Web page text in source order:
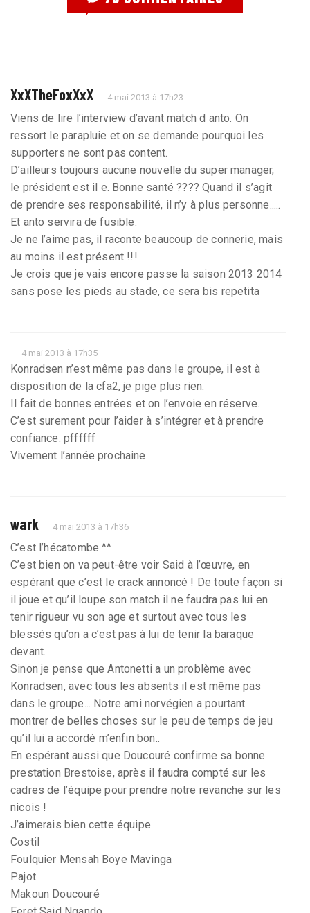
XxXTheFoxXxX 4 mai 2013 à 17h23
Viens de lire l’interview d’avant match d anto. On
ressort le parapluie et on se demande pourquoi les
supporters ne sont pas content.
D’ailleurs toujours aucune nouvelle du super manager,
le président est il e. Bonne santé ???? Quand il s’agit
de prendre ses responsabilité, il n’y à plus personne.....
Et anto servira de fusible.
Je ne l’aime pas, il raconte beaucoup de connerie, mais
au moins il est présent !!!
Je crois que je vais encore passe la saison 2013 2014
sans pose les pieds au stade, ce sera bis repetita
4 mai 2013 à 17h35
Konradsen n’est même pas dans le groupe, il est à
disposition de la cfa2, je pige plus rien.
Il fait de bonnes entrées et on l’envoie en réserve.
C’est surement pour l’aider à s’intégrer et à prendre
confiance. pffffff
Vivement l’année prochaine
wark 4 mai 2013 à 17h36
C’est l’hécatombe ^^
C’est bien on va peut-être voir Said à l’œuvre, en
espérant que c’est le crack annoncé ! De toute façon si
il joue et qu’il loupe son match il ne faudra pas lui en
tenir rigueur vu son age et surtout avec tous les
blessés qu’on a c’est pas à lui de tenir la baraque
devant.
Sinon je pense que Antonetti a un problème avec
Konradsen, avec tous les absents il est même pas
dans le groupe... Notre ami norvégien a pourtant
montrer de belles choses sur le peu de temps de jeu
qu’il lui a accordé m’enfin bon..
En espérant aussi que Doucouré confirme sa bonne
prestation Brestoise, après il faudra compté sur les
cadres de l’équipe pour prendre notre revanche sur les
nicois !
J’aimerais bien cette équipe
Costil
Foulquier Mensah Boye Mavinga
Pajot
Makoun Doucouré